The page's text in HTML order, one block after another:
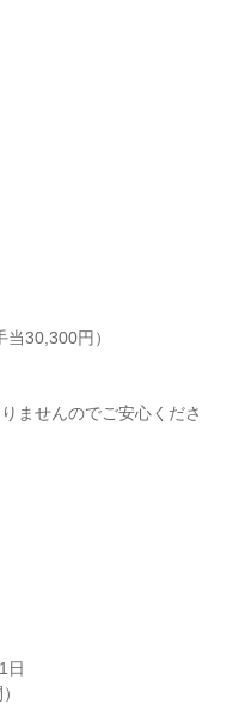
30,300円）
ませんのでご安心くださ
日